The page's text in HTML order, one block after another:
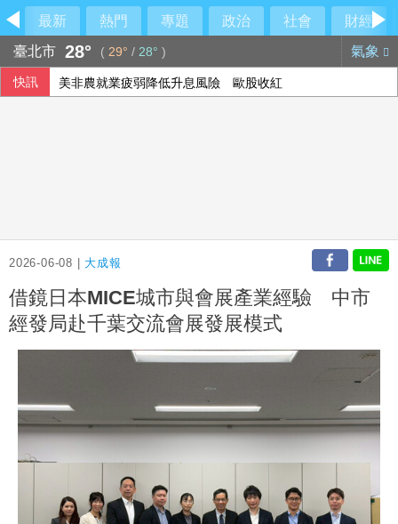
最新 熱門 專題 政治 社會
財經
臺北市 28° ( 29° / 28° ) 氣象
快訊 美非農就業疲弱降低升息風險 歐股收紅
2026-06-08 | 大成報
借鏡日本MICE城市與會展產業經驗 中市
經發局赴千葉交流會展發展模式